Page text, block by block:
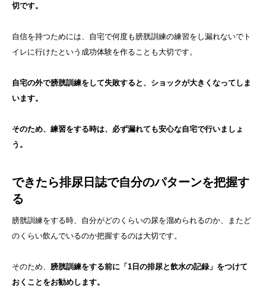
切です。
自信を持つためには、自宅で何度も膀胱訓練の練習をし漏れないでト
イレに行けたという成功体験を作ることも大切です。
自宅の外で膀胱訓練をして失敗すると、ショックが大きくなってしま
います。
そのため、練習をする時は、必ず漏れても安心な自宅で行いましょ
う。
できたら排尿日誌で自分のパターンを把握す
る
膀胱訓練をする時、自分がどのくらいの尿を溜められるのか、またど
のくらい飲んでいるのか把握するのは大切です。
そのため、 膀胱訓練をする前に「1日の排尿と飲水の記録」をつけて
おくことをお勧めします。